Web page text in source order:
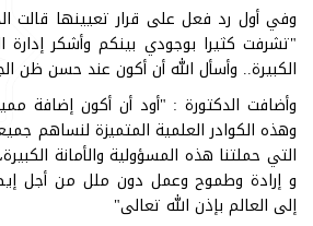
وفي أول رد فعل على قرار تعيينها قالت
"تشرفت كثيرا بوجودي بينكم وأشكر
الكبيرة.. وأسأل الله أن أكون عند حسن ظن
وأضافت الدكتورة : "أود أن أكون إضافة
وهذه الكوادر العلمية المتميزة لنساهم
التي حملتنا هذه المسؤولية والأمانة
و إرادة وطموح وعمل دون ملل من أجل
إلى العالم بإذن الله تعالى"